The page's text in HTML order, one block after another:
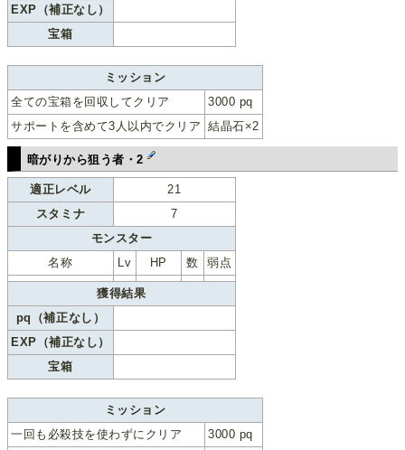
EXP（補正なし）
宝箱
ミッション
全ての宝箱を回収してクリア
3000 pq
サポートを含めて3人以内でクリア 結晶石×2
暗がりから狙う者・2
適正レベル
21
スタミナ
7
モンスター
名称
Lv HP 数 弱点
獲得結果
pq（補正なし）
EXP（補正なし）
宝箱
ミッション
一回も必殺技を使わずにクリア
3000 pq